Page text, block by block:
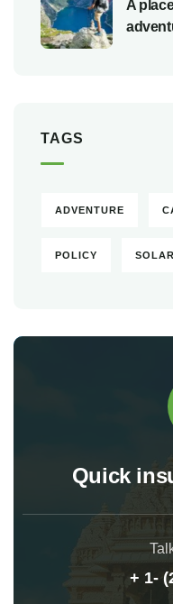
A
TAGS
ADVENTURE
POLICY
Quick
+ 1-